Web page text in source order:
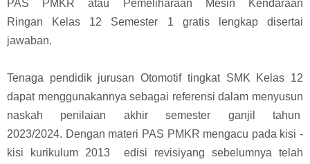
PAS
PMKR atau
Pemeliharaan Mesin Kendaraan
Ringan
Kelas 12 Semester 1 gratis lengkapdisertai
jawaban.
Tenaga pendidik jurusan Otomotif tingkat SMK Kelas 12
dapat menggunakannya sebagai referensi dalam menyusun
naskah penilaian akhir semester ganjil tahun
2023/2024. Dengan materi PAS PMKR mengacu pada kisi -
kisi kurikulum 2013 edisi revisiyang sebelumnya telah